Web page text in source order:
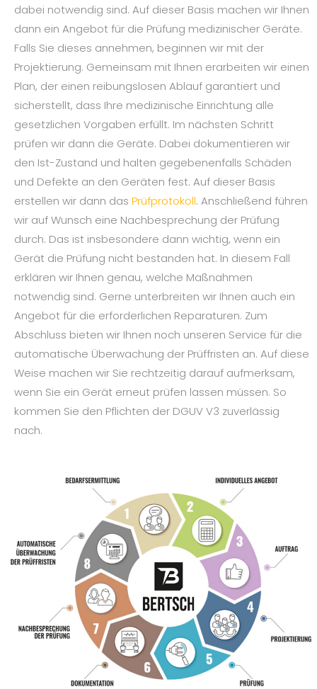
dabei notwendig sind. Auf dieser Basis machen wir Ihnen
dann ein Angebot für die Prüfung medizinischer Geräte.
Falls Sie dieses annehmen, beginnen wir mit der
Projektierung. Gemeinsam mit Ihnen erarbeiten wir einen
Plan, der einen reibungslosen Ablauf garantiert und
sicherstellt, dass Ihre medizinische Einrichtung alle
gesetzlichen Vorgaben erfüllt. Im nächsten Schritt
prüfen wir dann die Geräte. Dabei dokumentieren wir
den Ist-Zustand und halten gegebenenfalls Schäden
und Defekte an den Geräten fest. Auf dieser Basis
erstellen wir dann das Prüfprotokoll. Anschließend führen
wir auf Wunsch eine Nachbesprechung der Prüfung
durch. Das ist insbesondere dann wichtig, wenn ein
Gerät die Prüfung nicht bestanden hat. In diesem Fall
erklären wir Ihnen genau, welche Maßnahmen
notwendig sind. Gerne unterbreiten wir Ihnen auch ein
Angebot für die erforderlichen Reparaturen. Zum
Abschluss bieten wir Ihnen noch unseren Service für die
automatische Überwachung der Prüffristen an. Auf diese
Weise machen wir Sie rechtzeitig darauf aufmerksam,
wenn Sie ein Gerät erneut prüfen lassen müssen. So
kommen Sie den Pflichten der DGUV V3 zuverlässig
nach.